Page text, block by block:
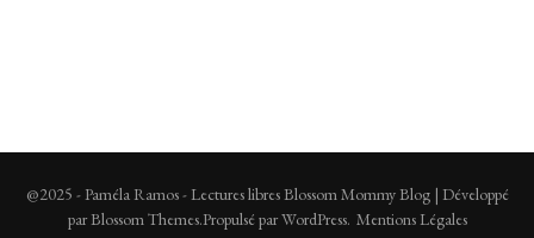
@2025 - Paméla Ramos - Lectures libresBlossom Mommy Blog | Développé
parBlossom Themes.Propulsé parWordPress. Mentions Légales